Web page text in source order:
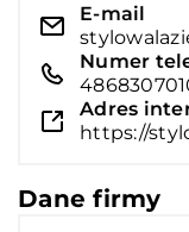
E-mail
Numer
Adres
https://
Dane firmy